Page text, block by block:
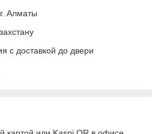
Алматы
с доставкой до двери